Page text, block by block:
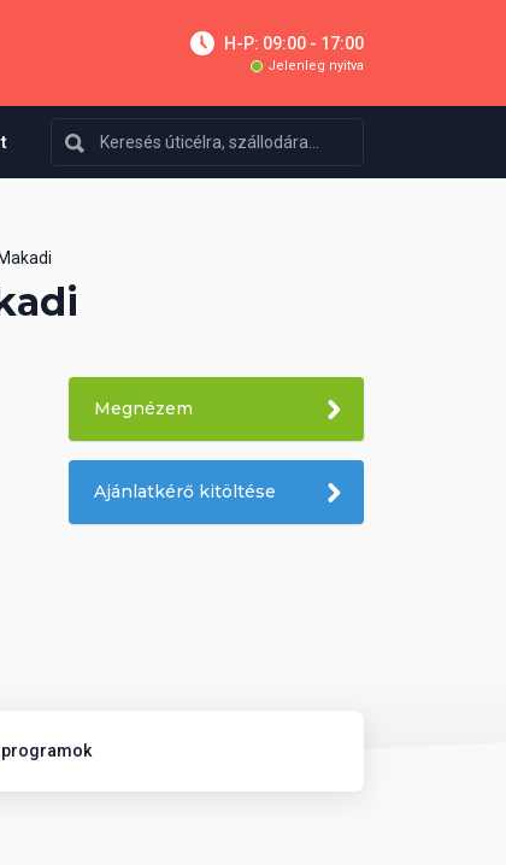
H-P: 09:00 - 17:00
Jelenleg nyitva
Megnézem
Ajánlatkérő kitöltése
programok